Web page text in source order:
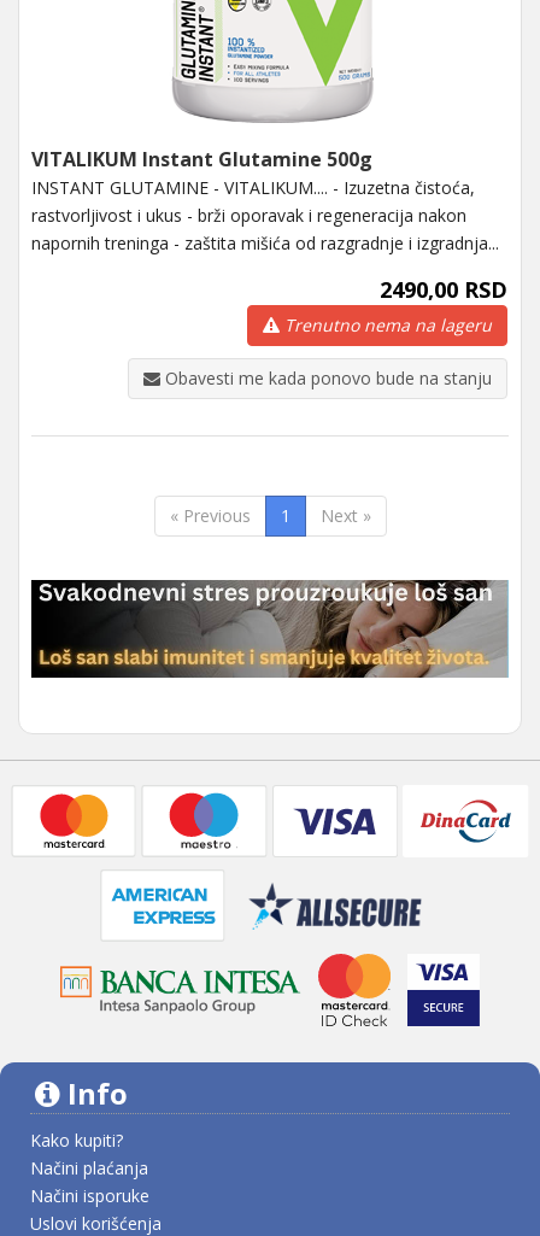
VITALIKUM Instant Glutamine 500g
INSTANT GLUTAMINE - VITALIKUM.... - Izuzetna čistoća,
rastvorljivost i ukus - brži oporavak i regeneracija nakon
napornih treninga - zaštita mišića od razgradnje i izgradnja...
2490,00 RSD
Trenutno nema na lageru
Obavesti me kada ponovo bude na stanju
« Previous 1 Next »
Info
Kako kupiti?
Načini plaćanja
Načini isporuke
Uslovi korišćenja